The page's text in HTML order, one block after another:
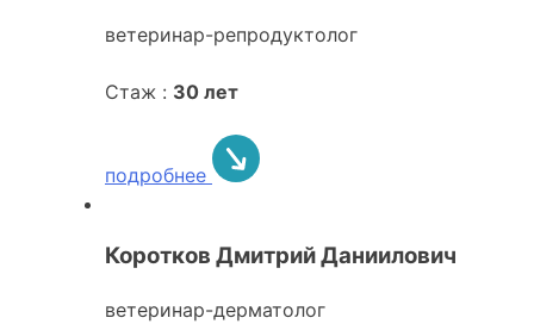
ветеринар-репродуктолог
Стаж : 30 лет
подробнее
Коротков Дмитрий Даниилович
ветеринар-дерматолог